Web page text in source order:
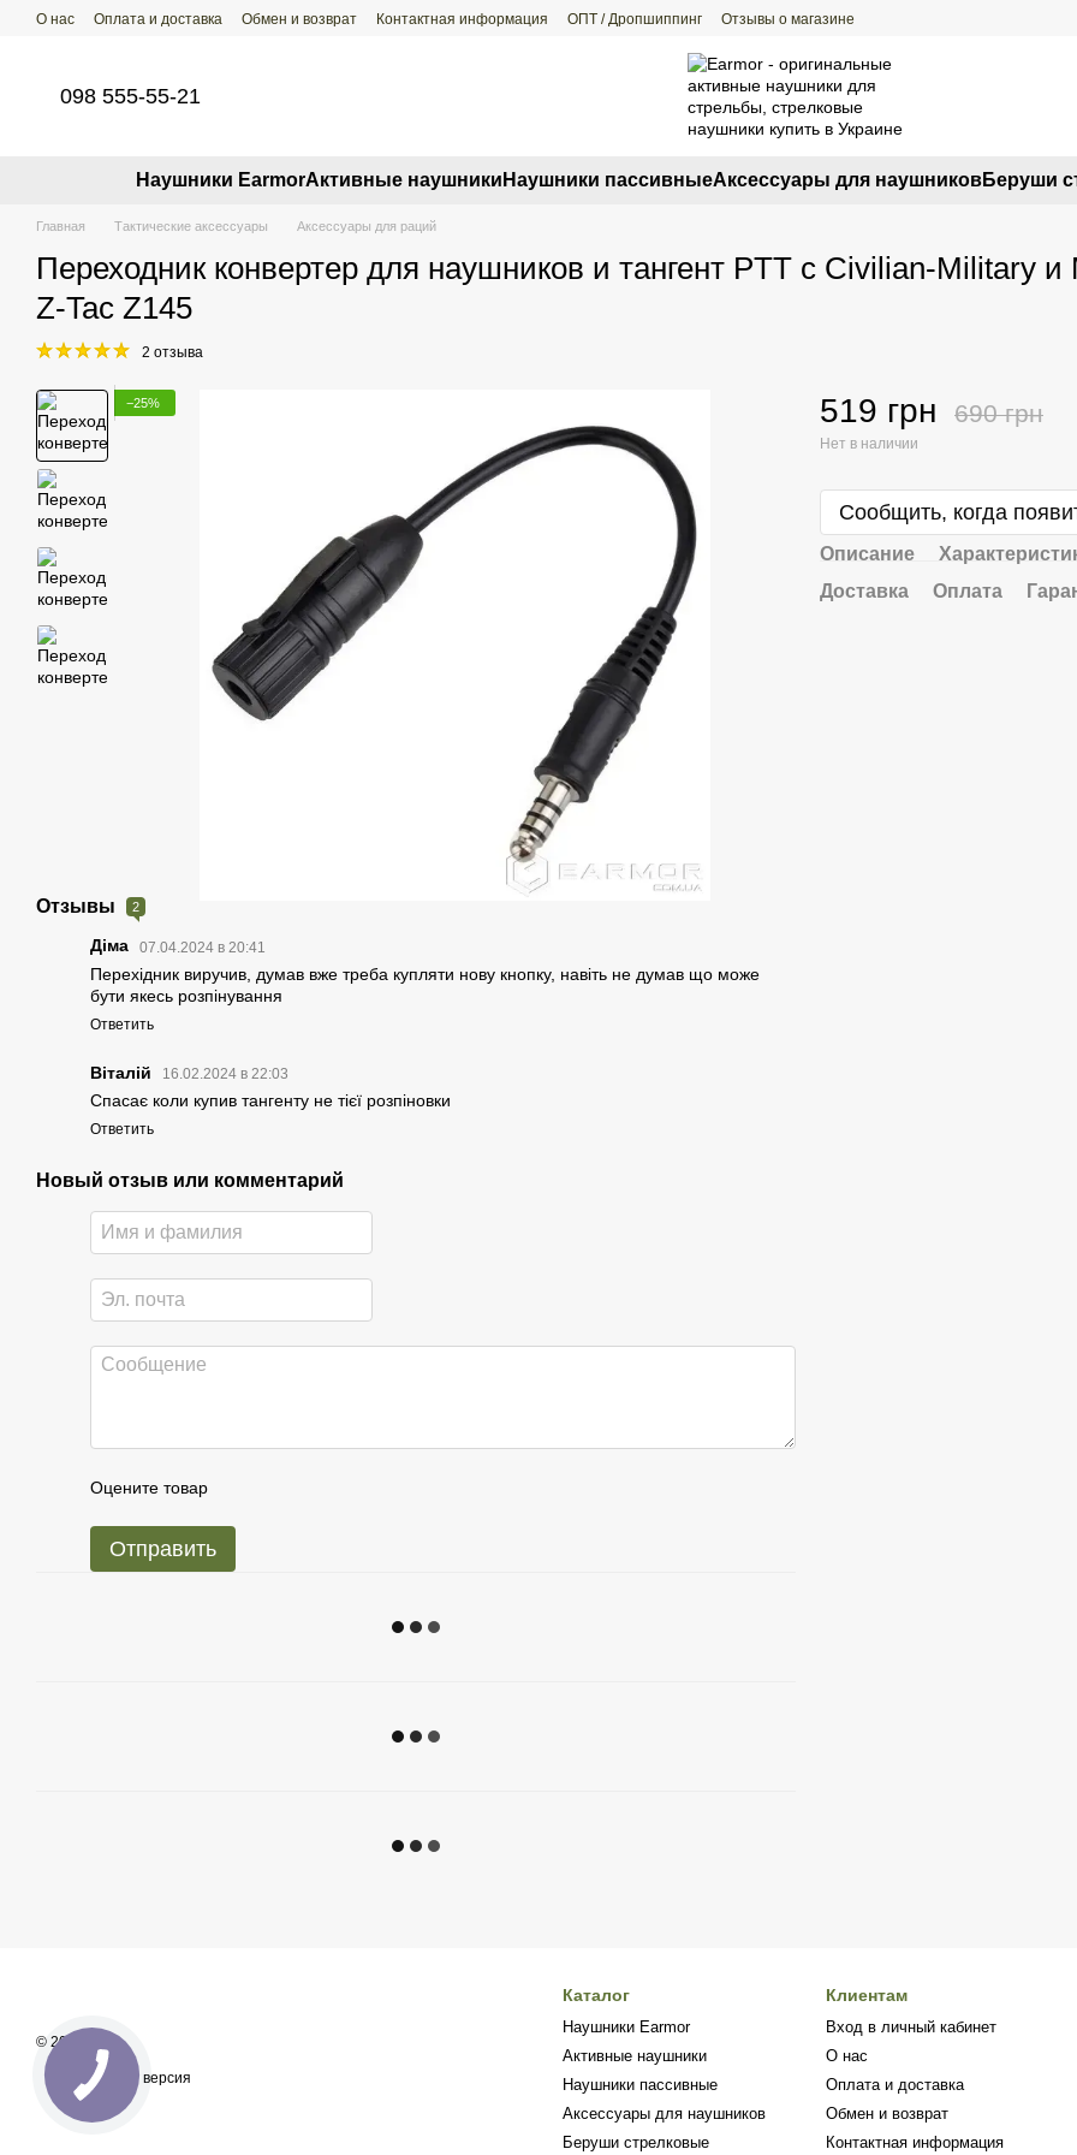
Перейти к основному контенту
О нас Оплата и доставка Обмен и возврат Контактная информация ОПТ / Дропшиппинг Отзывы о магазине
098 555-55-21
Наушники EarmorАктивные наушники Наушники пассивныеАксессуары для наушниковБеруши
Главная Тактические аксессуары Аксессуары для раций
Переходник конвертер для наушников и тангент PTT с Civilian-Military
Z-Tac Z145
2 отзыва
−25%
Отзывы 2
Діма 07.04.2024 в 20:41
Перехідник виручив, думав вже треба купляти нову кнопку, навіть не думав що може
бути якесь розпінування
Ответить
Віталій 16.02.2024 в 22:03
Спасає коли купив тангенту не тієї розпіновки
Ответить
Новый отзыв или комментарий
Оцените товар
Отправить
519 грн 690 грн
Нет в наличии
Сообщить, когда
Описание
Доставка
Оплата
© 2026
Мобильная версия
Каталог
Наушники Earmor
Активные наушники
Наушники пассивные
Аксессуары для наушников
Беруши стрелковые
Клиентам
Вход в личный кабинет
О нас
Оплата и доставка
Обмен и возврат
Контактная информация